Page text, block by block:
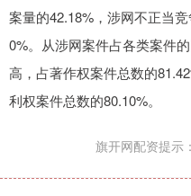
案量的42.18%，涉网不正当
0%。从涉网案件占各类案件
高，占著作权案件总数的
利权案件总数的80.10%。
旗开网配资提示